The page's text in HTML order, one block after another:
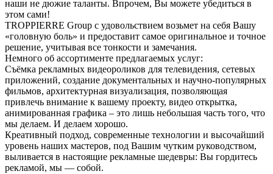
наши не дюжие таланты. Впрочем, Вы можете убедиться в
этом сами!
TROPPIERRE Group с удовольствием возьмет на себя Вашу
«головную боль» и предоставит самое оригинальное и точное
решение, учитывая все тонкости и замечания.
Немного об ассортименте предлагаемых услуг:
Съёмка рекламных видеороликов для телевидения, сетевых
приложений, создание документальных и научно-популярных
фильмов, архитектурная визуализация, позволяющая
привлечь внимание к вашему проекту, видео открытка,
анимированная графика – это лишь небольшая часть того, что
мы делаем. И делаем хорошо.
Креативный подход, современные технологии и высочайший
уровень наших мастеров, под Вашим чутким руководством,
выливается в настоящие рекламные шедевры: Вы гордитесь
рекламой, мы — собой.